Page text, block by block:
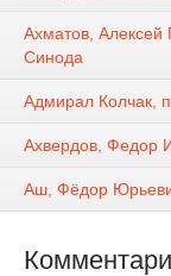
Ахматов, Алексей
Синода
Адмирал Колчак,
Ахвердов, Федор
Аш, Фёдор